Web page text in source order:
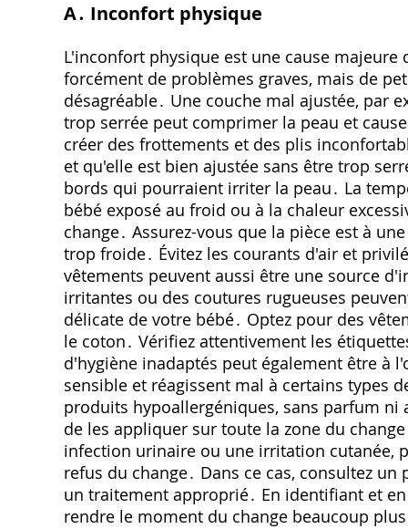
A․ Inconfort physique
L'inconfort physique est une cause majeure
forcément de problèmes graves, mais de
désagréable․ Une couche mal ajustée, par
trop serrée peut comprimer la peau et
créer des frottements et des plis
et qu'elle est bien ajustée sans être trop
bords qui pourraient irriter la peau․ La
bébé exposé au froid ou à la chaleur
change․ Assurez-vous que la pièce est à
trop froide․ Évitez les courants d'air et
vêtements peuvent aussi être une source
irritantes ou des coutures rugueuses
délicate de votre bébé․ Optez pour des
le coton․ Vérifiez attentivement les
d'hygiène inadaptés peut également être à
sensible et réagissent mal à certains types
produits hypoallergéniques, sans parfum ni
de les appliquer sur toute la zone du
infection urinaire ou une irritation cutanée,
refus du change․ Dans ce cas, consultez
un traitement approprié․ En identifiant et
rendre le moment du change beaucoup